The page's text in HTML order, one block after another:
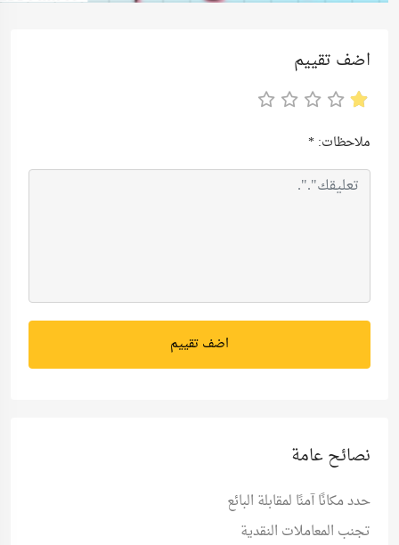
اضف تقييم
ملاحظات:*
اضف تقييم
نصائح عامة
حدد مكانًا آمنًا لمقابلة البائع
تجنب المعاملات النقدية